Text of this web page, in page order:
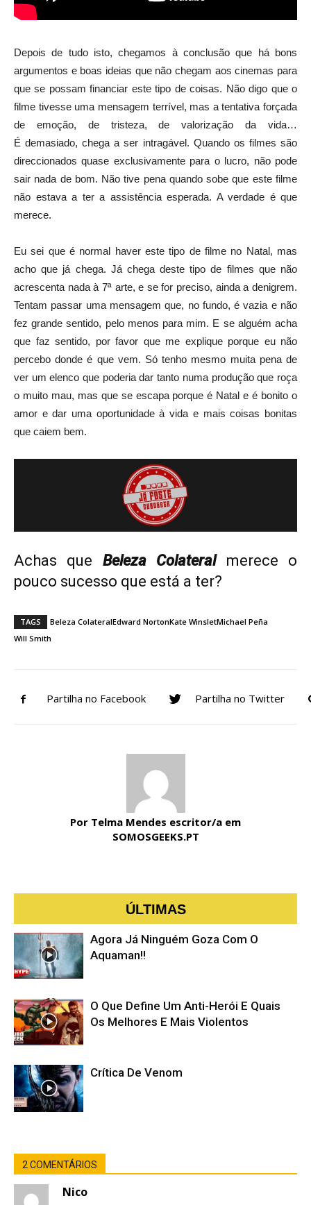
Depois de tudo isto, chegamos à conclusão que há bons
argumentos e boas ideias que não chegam aos cinemas para
que se possam financiar este tipo de coisas. Não digo que o
filme tivesse uma mensagem terrível, mas a tentativa forçada
de emoção, de tristeza, de valorização da vida…
É demasiado, chega a ser intragável. Quando os filmes são
direccionados quase exclusivamente para o lucro, não pode
sair nada de bom. Não tive pena quando sobe que este filme
não estava a ter a assistência esperada. A verdade é que
merece.
Eu sei que é normal haver este tipo de filme no Natal, mas
acho que já chega. Já chega deste tipo de filmes que não
acrescenta nada à 7ª arte, e se for preciso, ainda a denigrem.
Tentam passar uma mensagem que, no fundo, é vazia e não
fez grande sentido, pelo menos para mim. E se alguém acha
que faz sentido, por favor que me explique porque eu não
percebo donde é que vem. Só tenho mesmo muita pena de
ver um elenco que poderia dar tanto numa produção que roça
o muito mau, mas que se escapa porque é Natal e é bonito o
amor e dar uma oportunidade à vida e mais coisas bonitas
que caiem bem.
Achas que Beleza Colateralmerece o
pouco sucesso que está a ter?
TAGS Beleza ColateralEdward NortonKate WinsletMichael Peña
Will Smith
Partilha no Facebook Partilha no Twitter
Por Telma Mendes escritor/a em
SOMOSGEEKS.PT
ÚLTIMAS
Agora Já Ninguém Goza Com O
Aquaman!!
O Que Define Um Anti-Herói E Quais
Os Melhores E Mais Violentos
Crítica De Venom
2 COMENTÁRIOS
Nico